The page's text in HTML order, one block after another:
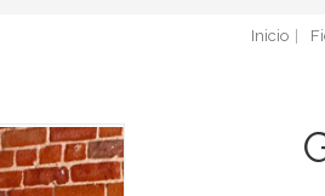
Inicio